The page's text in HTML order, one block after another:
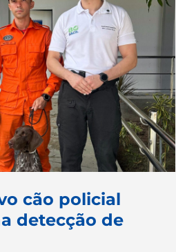
cão policial
detecção de